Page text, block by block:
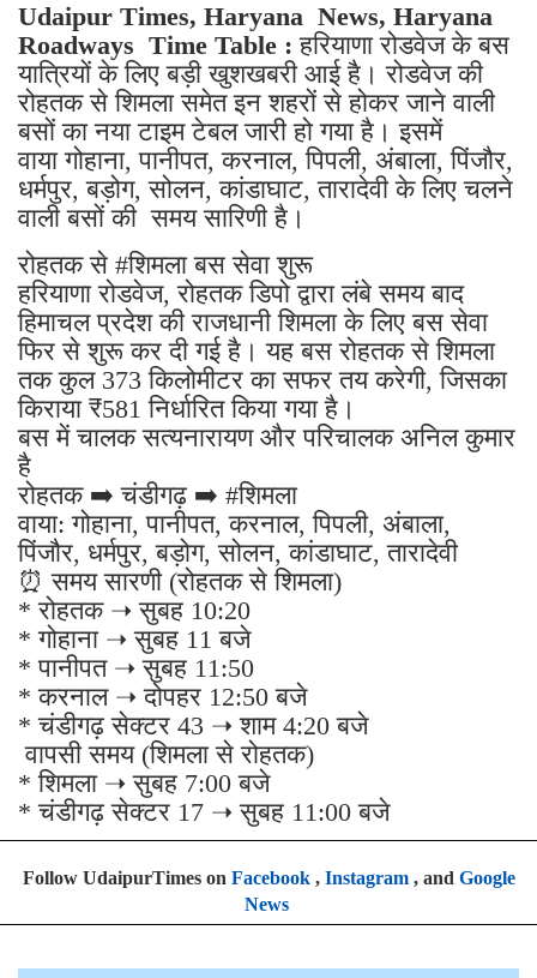
Udaipur Times, Haryana News, Haryana
Roadways Time Table : हरियाणा रोडवेज के बस
यात्रियों के लिए बड़ी खुशखबरी आई है। रोडवेज की
रोहतक से शिमला समेत इन शहरों से होकर जाने वाली
बसों का नया टाइम टेबल जारी हो गया है। इसमें
वाया गोहाना, पानीपत, करनाल, पिपली, अंबाला, पिंजौर,
धर्मपुर, बड़ोग, सोलन, कांडाघाट, तारादेवी के लिए चलने
वाली बसों की समय सारिणी है।
रोहतक से #शिमला बस सेवा शुरू
हरियाणा रोडवेज, रोहतक डिपो द्वारा लंबे समय बाद
हिमाचल प्रदेश की राजधानी शिमला के लिए बस सेवा
फिर से शुरू कर दी गई है। यह बस रोहतक से शिमला
तक कुल 373 किलोमीटर का सफर तय करेगी, जिसका
किराया ₹581 निर्धारित किया गया है।
बस में चालक सत्यनारायण और परिचालक अनिल कुमार
है
रोहतक ➡️ चंडीगढ़ ➡️ #शिमला
वाया: गोहाना, पानीपत, करनाल, पिपली, अंबाला,
पिंजौर, धर्मपुर, बड़ोग, सोलन, कांडाघाट, तारादेवी
⏰ समय सारणी (रोहतक से शिमला)
* रोहतक ➝ सुबह 10:20
* गोहाना ➝ सुबह 11 बजे
* पानीपत ➝ सुबह 11:50
* करनाल ➝ दोपहर 12:50 बजे
* चंडीगढ़ सेक्टर 43 ➝ शाम 4:20 बजे
वापसी समय (शिमला से रोहतक)
* शिमला ➝ सुबह 7:00 बजे
* चंडीगढ़ सेक्टर 17 ➝ सुबह 11:00 बजे
Follow UdaipurTimes on Facebook, Instagram, and Google
News